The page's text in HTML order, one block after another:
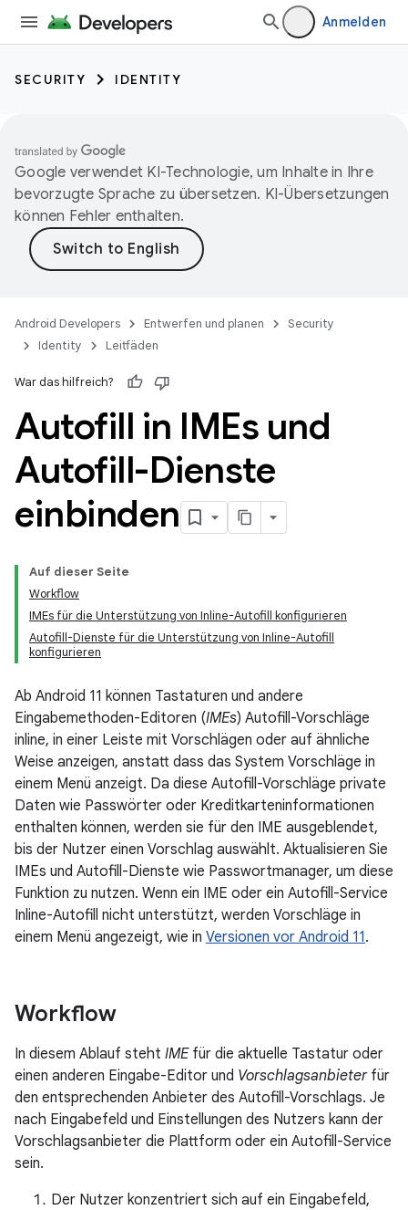
Anmelden
SECURITY IDENTITY
Google verwendet KI-Technologie, um Inhalte in Ihre
bevorzugte Sprache zu übersetzen. KI-Übersetzungen
können Fehler enthalten.
Android Developers Entwerfen und planen
Security
Identity
Leitfäden
War das hilfreich?
Autofill in IMEs und
Autofill-Dienste
einbinden
Auf dieser Seite
Workflow
IMEs für die Unterstützung von Inline-Autofill konfigurieren
Autofill-Dienste für die Unterstützung von Inline-Autofill
konfigurieren
Ab Android 11 können Tastaturen und andere
Eingabemethoden-Editoren (IMEs) Autofill-Vorschläge
inline, in einer Leiste mit Vorschlägen oder auf ähnliche
Weise anzeigen, anstatt dass das System Vorschläge in
einem Menü anzeigt. Da diese Autofill-Vorschläge private
Daten wie Passwörter oder Kreditkarteninformationen
enthalten können, werden sie für den IME ausgeblendet,
bis der Nutzer einen Vorschlag auswählt. Aktualisieren Sie
IMEs und Autofill-Dienste wie Passwortmanager, um diese
Funktion zu nutzen. Wenn ein IME oder ein Autofill-Service
Inline-Autofill nicht unterstützt, werden Vorschläge in
einem Menü angezeigt, wie in Versionen vor Android 11.
Workflow
In diesem Ablauf steht IMEfür die aktuelle Tastatur oder
einen anderen Eingabe-Editor und Vorschlagsanbieterfür
den entsprechenden Anbieter des Autofill-Vorschlags. Je
nach Eingabefeld und Einstellungen des Nutzers kann der
Vorschlagsanbieter die Plattform oder ein Autofill-Service
sein.
Der Nutzer konzentriert sich auf ein Eingabefeld,